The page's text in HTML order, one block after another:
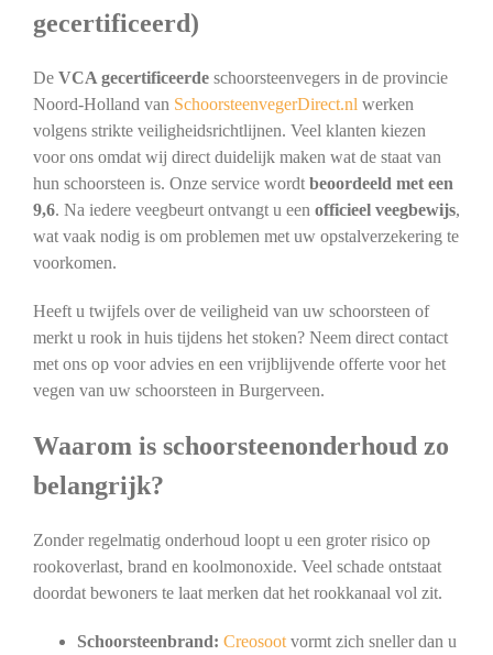
gecertificeerd)
De VCA gecertificeerdeschoorsteenvegers in de provincie
Noord-Holland van SchoorsteenvegerDirect.nl werken
volgens strikte veiligheidsrichtlijnen. Veel klanten kiezen
voor ons omdat wij direct duidelijk maken wat de staat van
hun schoorsteen is. Onze service wordt beoordeeld met een
9,6. Na iedere veegbeurt ontvangt u een officieel veegbewijs,
wat vaak nodig is om problemen met uw opstalverzekering te
voorkomen.
Heeft u twijfels over de veiligheid van uw schoorsteen of
merkt u rook in huis tijdens het stoken? Neem direct contact
met ons op voor advies en een vrijblijvende offerte voor het
vegen van uw schoorsteen in Burgerveen.
Waarom is schoorsteenonderhoud zo
belangrijk?
Zonder regelmatig onderhoud loopt u een groter risico op
rookoverlast, brand en koolmonoxide. Veel schade ontstaat
doordat bewoners te laat merken dat het rookkanaal vol zit.
Schoorsteenbrand: Creosootvormt zich sneller dan u